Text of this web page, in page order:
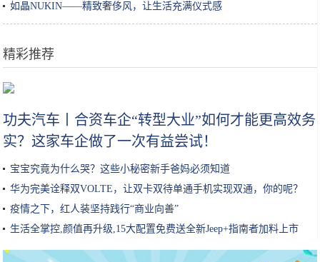
如晶NUKIN——精致奢侈风，让生活充满仪式感
精彩推荐
功夫汽车丨合资车企“转型大业”如何才能更高效务
实？这家车企做了一次有益尝试！
宝宝究竟为什么哭？这些小秘密新手爸妈必须知道
华为完美诠释双VOLTE，让双卡双待单通手机实现双通，你的呢？
疫情之下，红人装坚持践行“商业向善”
生活全掌控,颜值再升级,15大配置免费送全新Jeep+指南者加料上市